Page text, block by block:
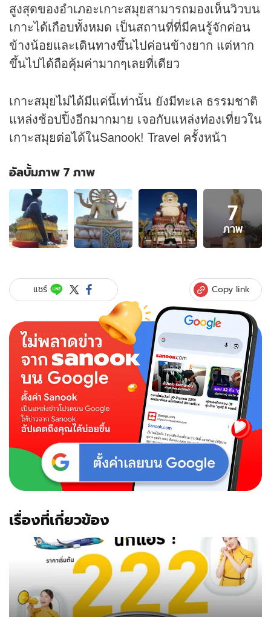
สูงสุดของอำเภอะเกาะสมุยสามารถมองเห็นวิวบน
เกาะได้เกือบทั้งหมด เป็นสถานที่ที่มีคนรู้จักค่อน
ข้างน้อยและเดินทางขึ้นไปค่อนข้างยาก แต่หาก
ขึ้นไปได้ถือคุ้มค่ามากๆเลยที่เดียว
เกาะสมุยไม่ได้มีแค่นี้เท่านั้น ยังมีทะเล ธรรมชาติ
แหล่งช้อปปิ้งอีกมากมาย เจอกับแหล่งท่องเที่ยวใน
เกาะสมุยต่อได้ในSanook! Travel ครั้งหน้า
อัลบั้มภาพ 7 ภาพ
อัลบั้ม
ภาพ
7
ภาพ
ของ
การะ..สิ่ง
ศักดิ์สิทธิ์
ระ
ดับ
กบน
‘เกาะสมุย’
7
ภาพ
แชร์ Copy link
เรื่องที่เกี่ยวข้อง